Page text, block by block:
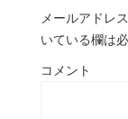
メールアドレ
いている欄は
コメント